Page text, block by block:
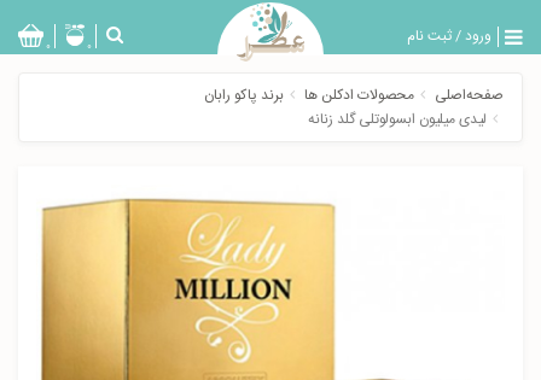
ورود/ثبت نام
بازگشت
0 0
صفحه‌اصلی محصولات ادکلن ها
برند پاکو رابان
لیدی میلیون ابسولوتلی گلد زنانه